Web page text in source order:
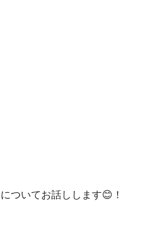
ついてお話しします😊！